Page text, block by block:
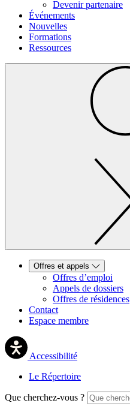
Devenir partenaire
Événements
Nouvelles
Formations
Ressources
Offres et appels
Offres d’emploi
Appels de dossiers
Offres de résidences
Contact
Espace membre
Accessibilité
Le Répertoire
Que cherchez-vous ?